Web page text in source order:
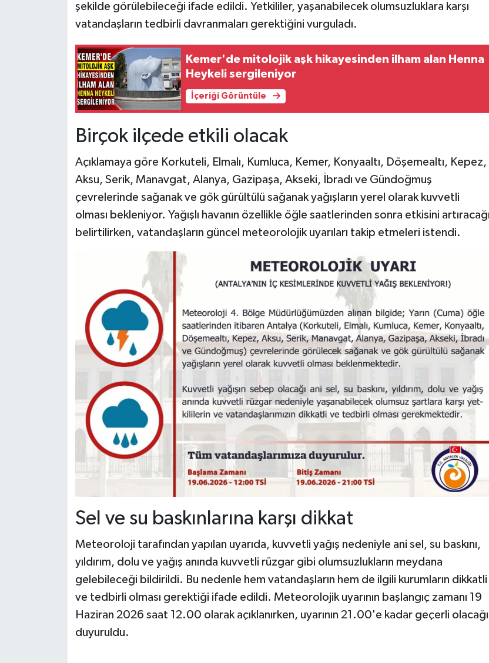
şekilde görülebileceği ifade edildi. Yetkililer, yaşanabilecek olumsuzluklara karşı
vatandaşların tedbirli davranmaları gerektiğini vurguladı.
Kemer'de mitolojik aşk hikayesinden ilham alan Henna
Heykeli sergileniyor
İçeriği Görüntüle
Birçok ilçede etkili olacak
Açıklamaya göre Korkuteli, Elmalı, Kumluca, Kemer, Konyaaltı, Döşemealtı, Kepez,
Aksu, Serik, Manavgat, Alanya, Gazipaşa, Akseki, İbradı ve Gündoğmuş
çevrelerinde sağanak ve gök gürültülü sağanak yağışların yerel olarak kuvvetli
olması bekleniyor. Yağışlı havanın özellikle öğle saatlerinden sonra etkisini artıracağı
belirtilirken, vatandaşların güncel meteorolojik uyarıları takip etmeleri istendi.
Sel ve su baskınlarına karşı dikkat
Meteoroloji tarafından yapılan uyarıda, kuvvetli yağış nedeniyle ani sel, su baskını,
yıldırım, dolu ve yağış anında kuvvetli rüzgar gibi olumsuzlukların meydana
gelebileceği bildirildi. Bu nedenle hem vatandaşların hem de ilgili kurumların dikkatli
ve tedbirli olması gerektiği ifade edildi. Meteorolojik uyarının başlangıç zamanı 19
Haziran 2026 saat 12.00 olarak açıklanırken, uyarının 21.00'e kadar geçerli olacağı
duyuruldu.